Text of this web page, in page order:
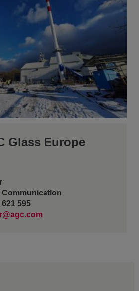
Glass Europe
Communication
621 595